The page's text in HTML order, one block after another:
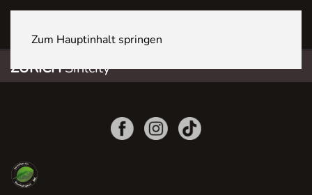
Zum Hauptinhalt springen
ZÜRICHSihlcity